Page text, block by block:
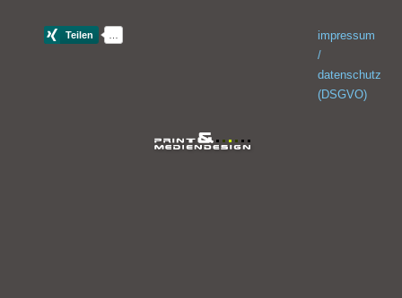
impressum
/
datenschutz
(DSGVO)